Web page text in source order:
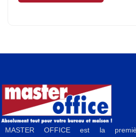
MASTER OFFICE est la